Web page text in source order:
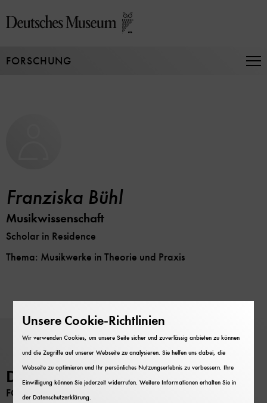
zum
FORSCHUNG
Franziska Bühl
Musikwissenschaft
Scholar in Residence
Thema: Musikwerke in Theorie und Praxis
Deutsches Museum
FORSCHUNG
Unsere Cookie-Richtlinien
Wir verwenden Cookies, um unsere Seite sicher und zuverlässig anbieten zu können
und die Zugriffe auf unserer Webseite zu analysieren. Sie helfen uns dabei, die
Webseite zu optimieren und Ihr persönliches Nutzungserlebnis zu verbessern. Ihre
Einwilligung können Sie jederzeit widerrufen. Weitere Informationen erhalten Sie in
derDatenschutzerklärung.